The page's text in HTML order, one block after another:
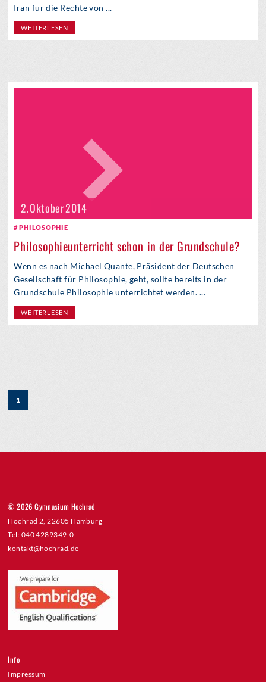
Iran für die Rechte von ...
WEITERLESEN
2. Oktober 2014
PHILOSOPHIE
Philosophieunterricht schon in der Grundschule?
Wenn es nach Michael Quante, Präsident der Deutschen
Gesellschaft für Philosophie, geht, sollte bereits in der
Grundschule Philosophie unterrichtet werden. ...
WEITERLESEN
1
© 2026 Gymnasium Hochrad
Hochrad 2, 22605 Hamburg
Tel: 040 4289349-0
kontakt@hochrad.de
Info
Impressum